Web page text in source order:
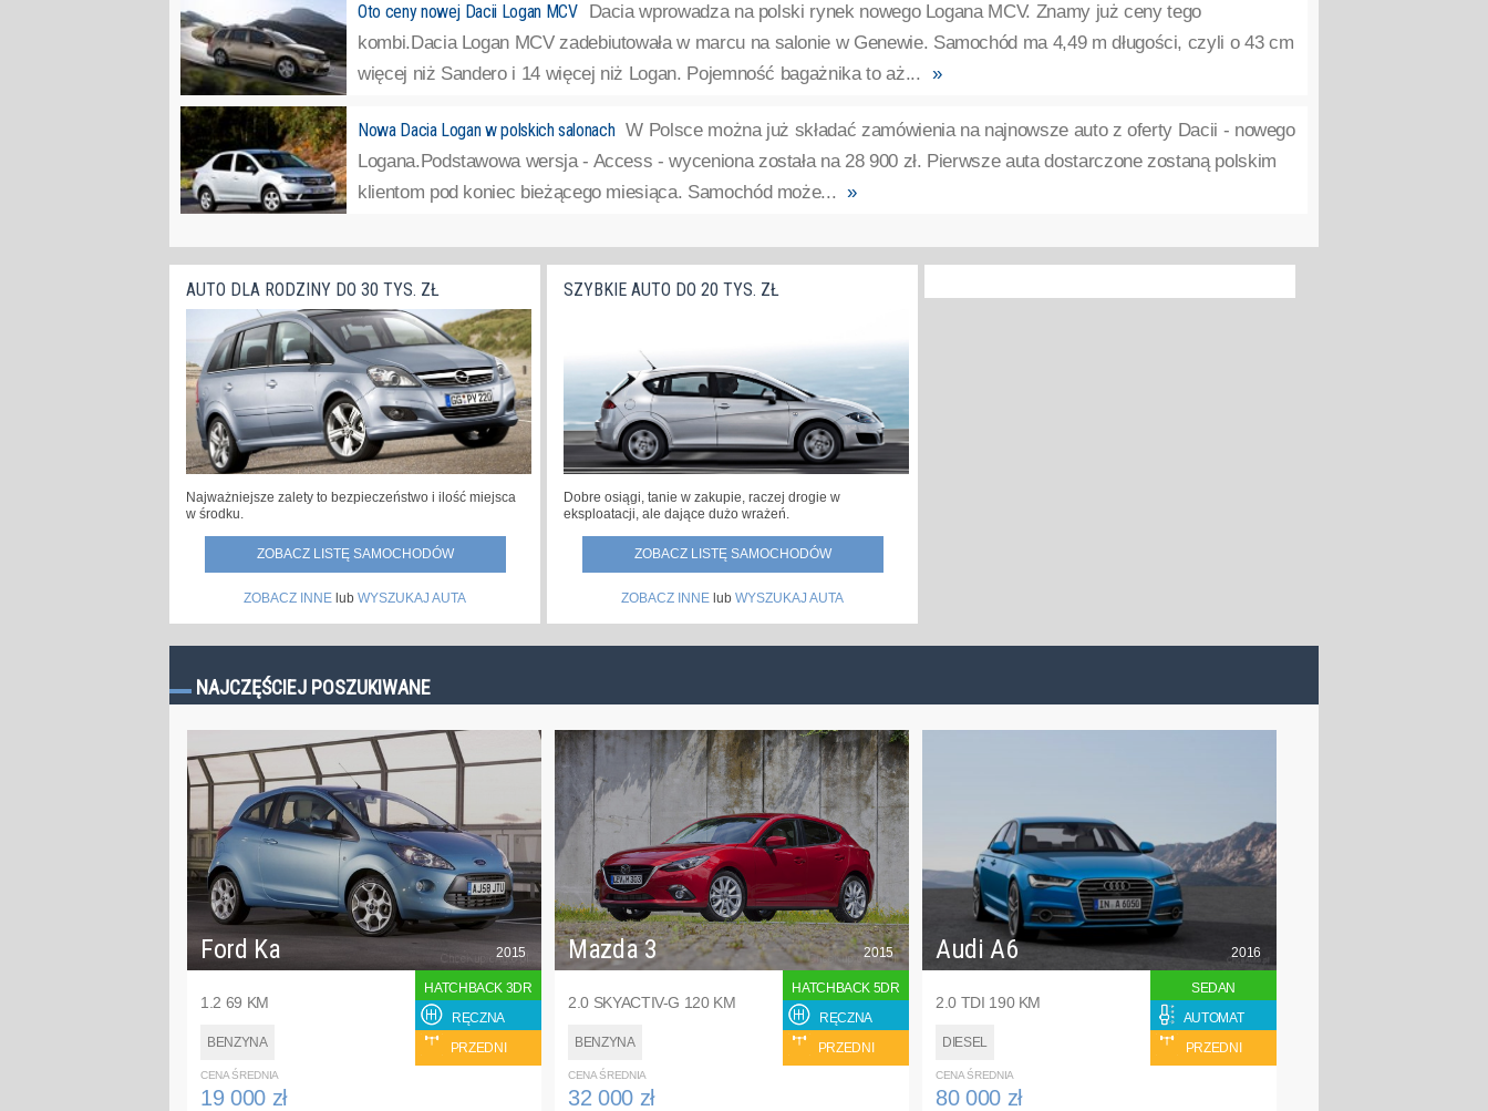
Oto ceny nowej Dacii Logan MCV
Dacia wprowadza na polski rynek nowego Logana MCV. Znamy już ceny tego
kombi.Dacia Logan MCV zadebiutowała w marcu na salonie w Genewie. Samochód ma 4,49 m długości, czyli o 43 cm
więcej niż Sandero i 14 więcej niż Logan. Pojemność bagażnika to aż... »
Nowa Dacia Logan w polskich salonach W Polsce można już składać zamówienia na najnowsze auto z oferty Dacii - nowego
Logana.Podstawowa wersja - Access - wyceniona została na 28 900 zł. Pierwsze auta dostarczone zostaną polskim
klientom pod koniec bieżącego miesiąca. Samochód może... »
AUTO DLA RODZINY DO 30 TYS. ZŁ
Najważniejsze zalety to bezpieczeństwo i ilość miejsca
w środku.
ZOBACZ LISTĘ SAMOCHODÓW
ZOBACZ INNE lub WYSZUKAJ AUTA
SZYBKIE AUTO DO 20 TYS. ZŁ
Dobre osiągi, tanie w zakupie, raczej drogie w
eksploatacji, ale dające dużo wrażeń.
ZOBACZ LISTĘ SAMOCHODÓW
ZOBACZ INNE lub WYSZUKAJ AUTA
NAJCZĘŚCIEJ POSZUKIWANE
Ford Ka
1.2 69 KM
BENZYNA
2015
HATCHBACK 3DR
RĘCZNA
PRZEDNI
CENA ŚREDNIA
19 000 zł
Mazda 3
2.0 SKYACTIV-G 120 KM
BENZYNA
2015
HATCHBACK 5DR
RĘCZNA
PRZEDNI
CENA ŚREDNIA
32 000 zł
Audi A6
2.0 TDI 190 KM
DIESEL
2016
SEDAN
AUTOMAT
PRZEDNI
CENA ŚREDNIA
80 000 zł